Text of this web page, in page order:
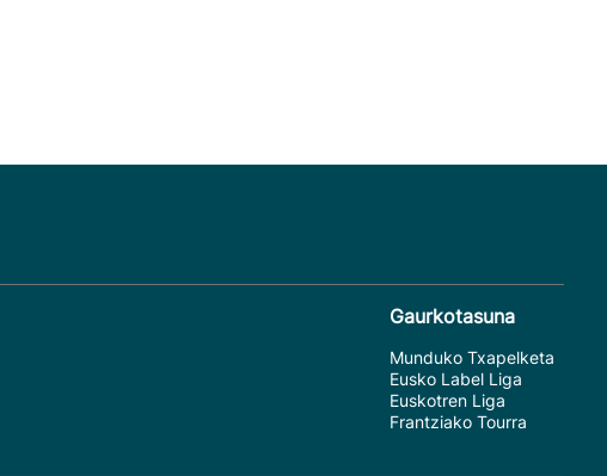
Gaurkotasuna
Munduko Txapelketa
Eusko Label Liga
Euskotren Liga
Frantziako Tourra